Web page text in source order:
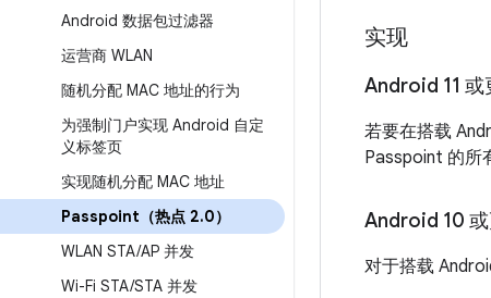
Android 数据包过滤器
运营商 WLAN
随机分配 MAC 地址的行为
为强制门户实现 Android 自定
义标签页
实现随机分配 MAC 地址
Passpoint（热点 2.0）
WLAN STA/AP 并发
Wi-Fi STA/STA 并发
实现
Android 11 或
若要在搭载
Passpoint 的所
Android 10
对于搭载